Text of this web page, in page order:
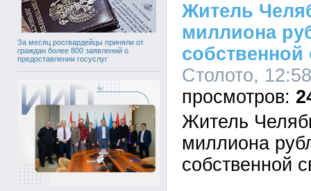
За месяц росгвардейцы приняли от
граждан более 800 заявлений о
предоставлении госуслуг
Житель
миллиона
Столото,
Житель
миллиона
собственной